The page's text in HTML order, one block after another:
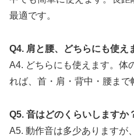
最適です。
Q4. 肩と腰、どちらにも使え
A4. どちらにも使えます。体
れば、首・肩・背中・腰まで
Q5. 音はどのくらいしますか
A5. 動作音は多少ありますが